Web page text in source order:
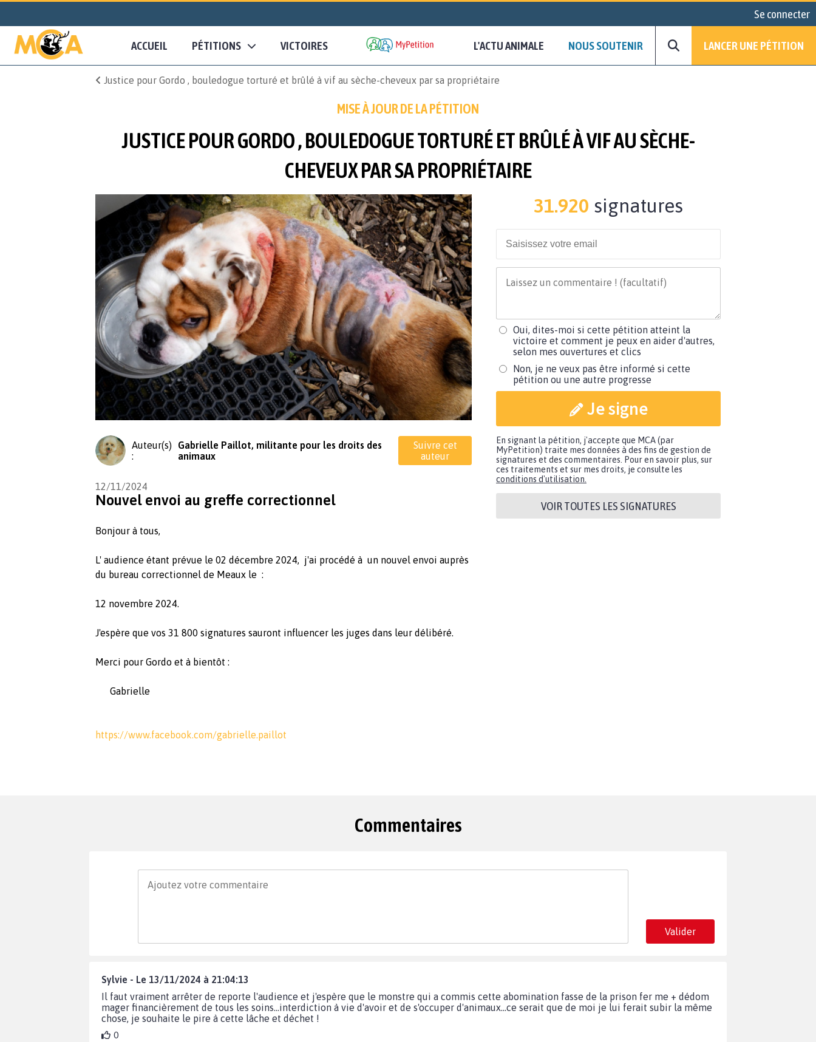
Se connecter
ACCUEIL PÉTITIONS VICTOIRES L'ACTU ANIMALE NOUS SOUTENIR LANCER UNE PÉTITION
Justice pour Gordo , bouledogue torturé et brûlé à vif au sèche-cheveux par sa propriétaire
MISE À JOUR DE LA PÉTITION
JUSTICE POUR GORDO , BOULEDOGUE TORTURÉ ET BRÛLÉ À VIF AU SÈCHE-
CHEVEUX PAR SA PROPRIÉTAIRE
Auteur(s)
:
Gabrielle Paillot, militante pour les droits des
animaux
Suivre cet
auteur
12/11/2024
Nouvel envoi au greffe correctionnel
Bonjour à tous,
L' audience étant prévue le 02 décembre 2024, j'ai procédé à un nouvel envoi auprès
du bureau correctionnel de Meaux le :
12 novembre 2024.
J'espère que vos 31 800 signatures sauront influencer les juges dans leur délibéré.
Merci pour Gordo et à bientôt :
Gabrielle
https://www.facebook.com/gabrielle.paillot
31.920 signatures
Oui, dites-moi si cette pétition atteint la
victoire et comment je peux en aider d'autres,
selon mes ouvertures et clics
Non, je ne veux pas être informé si cette
pétition ou une autre progresse
Je signe
En signant la pétition, j'accepte que MCA (par
MyPetition) traite mes données à des fins de gestion de
signatures et des commentaires. Pour en savoir plus, sur
ces traitements et sur mes droits, je consulte les
conditions d'utilisation.
VOIR TOUTES LES SIGNATURES
Commentaires
Valider
Sylvie - Le 13/11/2024 à 21:04:13
Il faut vraiment arrêter de reporte l'audience et j'espère que le monstre qui a commis cette abomination fasse de la prison fer me + dédom
mager financièrement de tous les soins...interdiction à vie d'avoir et de s'occuper d'animaux...ce serait que de moi je lui ferait subir la même
chose, je souhaite le pire à cette lâche et déchet !
0